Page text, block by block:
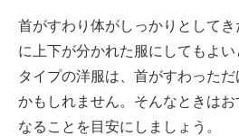
首がすわり体がしっかりとしてき
に上下が分かれた服にしてもよ
タイプの洋服は、首がすわった
かもしれません。そんなときは
なることを目安にしましょう。